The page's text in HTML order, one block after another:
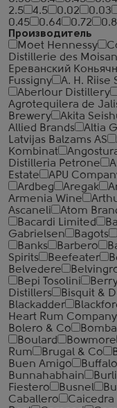
2.5
4.5 0.02 0.03
0.45
0.64 0.72
Производитель
Moet Hennessy
Distillerie des
Ереванский
Fussigny
A. H. Riise
Aberlour Distillery
Agrotequilera de
Brewery
Akita
Allied Brands
Altia
Latvijas Balzams AS
Kombinat
Distilleria Petrone
Estate
APU
Ardbeg
Aregak
Armenia Wine
Ascaneli
Atom
Bacardi Limited
Gabrielsen
Bagots
Banks
Barbero
Spirits
Beefeater
Belvedere
Bepi Tosolini
Distillers
Bisquit &
Blackadder
Heart Rum Company
Bolero & Co
Boulard
Bowmore
Rum
Brugal & Co
Buen Amigo
Bunnahabhain
Fiestero
Busnel
Caballero
Caicedra